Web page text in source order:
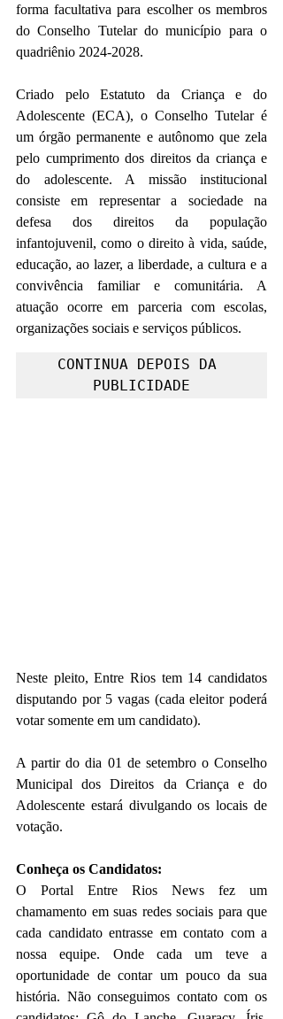
forma facultativa para escolher os membros
do Conselho Tutelar do município para o
quadriênio 2024-2028.
Criado pelo Estatuto da Criança e do
Adolescente (ECA), o Conselho Tutelar é
um órgão permanente e autônomo que zela
pelo cumprimento dos direitos da criança e
do adolescente. A missão institucional
consiste em representar a sociedade na
defesa dos direitos da população
infantojuvenil, como o direito à vida, saúde,
educação, ao lazer, a liberdade, a cultura e a
convivência familiar e comunitária. A
atuação ocorre em parceria com escolas,
organizações sociais e serviços públicos.
CONTINUA DEPOIS DA
PUBLICIDADE
Neste pleito, Entre Rios tem 14 candidatos
disputando por 5 vagas (cada eleitor poderá
votar somente em um candidato).
A partir do dia 01 de setembro o Conselho
Municipal dos Direitos da Criança e do
Adolescente estará divulgando os locais de
votação.
Conheça os Candidatos:
O Portal Entre Rios News fez um
chamamento em suas redes sociais para que
cada candidato entrasse em contato com a
nossa equipe. Onde cada um teve a
oportunidade de contar um pouco da sua
história. Não conseguimos contato com os